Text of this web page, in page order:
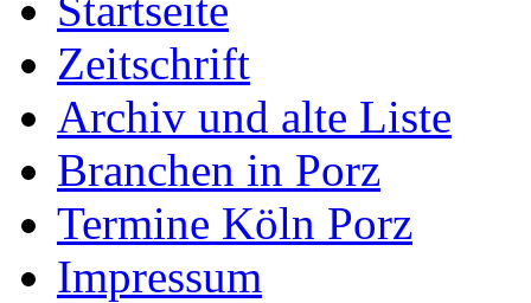
Zeitschrift
Archiv und alte Liste
Branchen in Porz
Termine Köln Porz
Impressum